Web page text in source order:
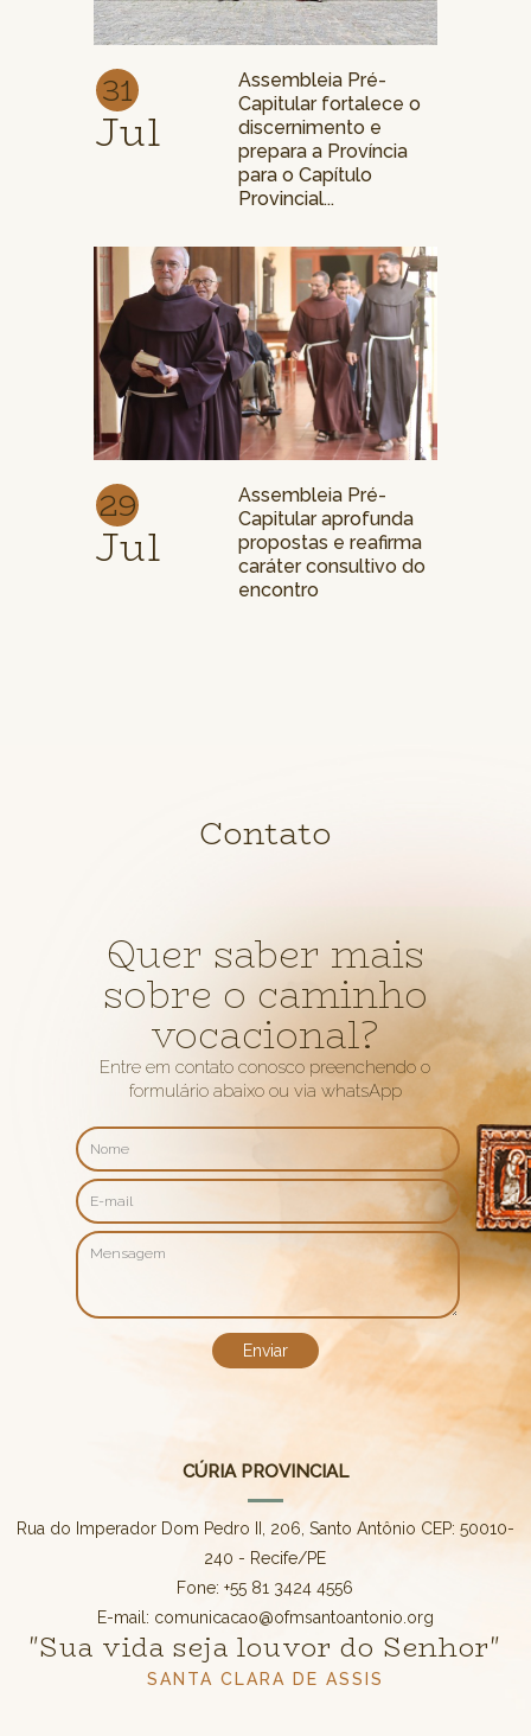
31
Jul
Assembleia Pré-
Capitular fortalece o
discernimento e
prepara a Província
para o Capítulo
Provincial...
29
Jul
Assembleia Pré-
Capitular aprofunda
propostas e reafirma
caráter consultivo do
encontro
Contato
Quer saber mais
sobre o caminho
vocacional?
Entre em contato conosco preenchendo o
formulário abaixo ou via whatsApp
CÚRIA PROVINCIAL
Rua do Imperador Dom Pedro II, 206, Santo Antônio CEP: 50010-
240 - Recife/PE
Fone: +55 81 3424 4556
E-mail: comunicacao@ofmsantoantonio.org
"Sua vida seja louvor do Senhor"
SANTA CLARA DE ASSIS